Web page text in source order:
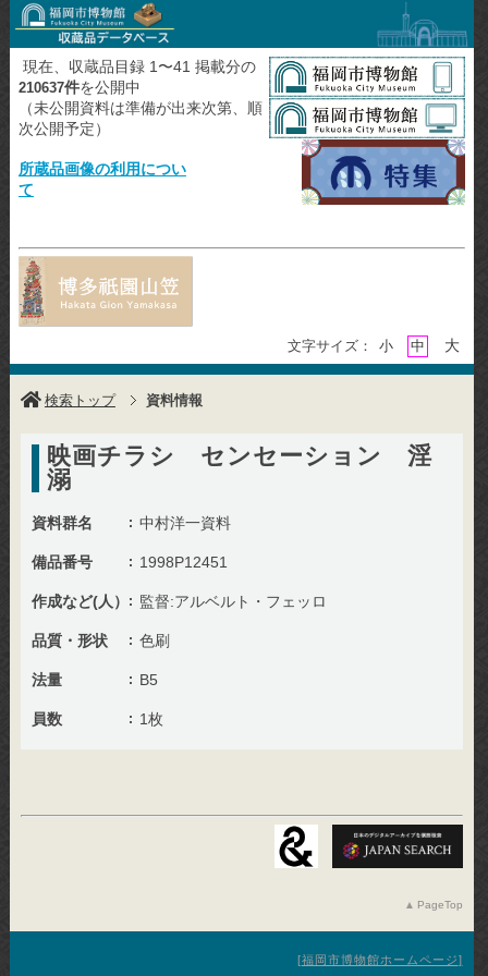
現在、収蔵品目録 1〜41 掲載分の
210637件を公開中
（未公開資料は準備が出来次第、順
次公開予定）
所蔵品画像の利用につい
て
文字サイズ： 小 中 大
検索トップ 資料情報
映画チラシ センセーション 淫
溺
資料群名 中村洋一資料
備品番号 1998P12451
作成など(人） 監督:アルベルト・フェッロ
品質・形状 色刷
法量 B5
員数 1枚
PageTop
福岡市博物館ホームページ